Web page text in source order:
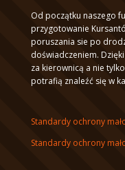
Od początku naszego
przygotowanie
poruszania sie po
doświadczeniem.
za kierownicą a nie
potrafią znaleźć się w
Standardy ochrony
Standardy ochrony